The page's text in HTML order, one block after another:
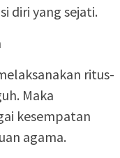
diri yang sejati.
ritus-
Maka
kesempatan
agama.